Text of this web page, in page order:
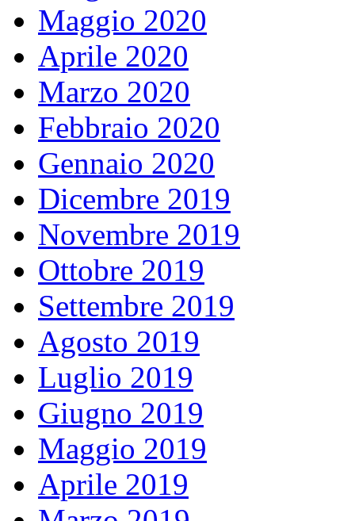
Maggio 2020
Aprile 2020
Marzo 2020
Febbraio 2020
Gennaio 2020
Dicembre 2019
Novembre 2019
Ottobre 2019
Settembre 2019
Agosto 2019
Luglio 2019
Giugno 2019
Maggio 2019
Aprile 2019